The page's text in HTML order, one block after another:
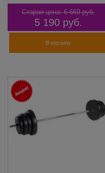
Старая цена: 6 669 руб.
5 190 руб.
В корзину